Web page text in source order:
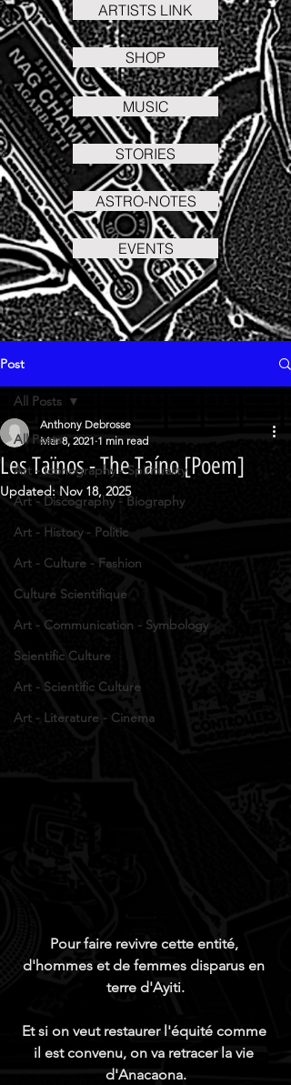
ARTISTS LINK
SHOP
MUSIC
STORIES
ASTRO-NOTES
EVENTS
Post
All Posts
Art - Iconography - Spirituality
Art - Discography - Biography
Art - History - Politic
Art - Culture - Fashion
Culture Scientifique
Art - Communication - Symbology
Scientific Culture
Art - Scientific Culture
Art - Literature - Cinema
All Posts
Les Taïnos - The Taíno [Poem]
Anthony Debrosse
Mar 8, 2021 1 min read
Updated: Nov 18, 2025
Pour faire revivre cette entité,
d'hommes et de femmes disparus en
terre d'Ayiti.
Et si on veut restaurer l'équité comme
il est convenu, on va retracer la vie
d'Anacaona.